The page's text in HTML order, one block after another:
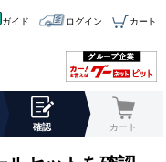
ガイド ログイン カート
確認 カート